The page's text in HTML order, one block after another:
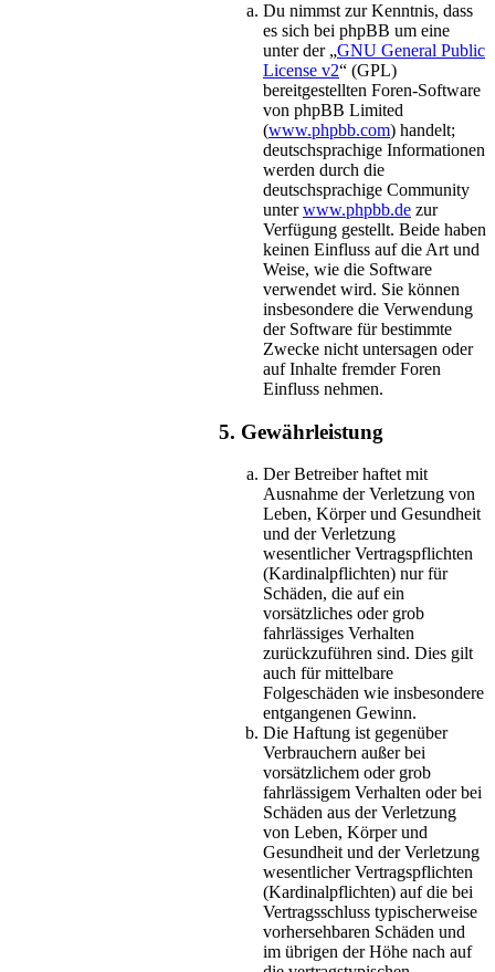
Du nimmst zur Kenntnis, dass
es sich bei phpBB um eine
unter der „GNU General Public
License v2“ (GPL)
bereitgestellten Foren-Software
von phpBB Limited
(www.phpbb.com) handelt;
deutschsprachige Informationen
werden durch die
deutschsprachige Community
unterwww.phpbb.de zur
Verfügung gestellt. Beide haben
keinen Einfluss auf die Art und
Weise, wie die Software
verwendet wird. Sie können
insbesondere die Verwendung
der Software für bestimmte
Zwecke nicht untersagen oder
auf Inhalte fremder Foren
Einfluss nehmen.
5. Gewährleistung
Der Betreiber haftet mit
Ausnahme der Verletzung von
Leben, Körper und Gesundheit
und der Verletzung
wesentlicher Vertragspflichten
(Kardinalpflichten) nur für
Schäden, die auf ein
vorsätzliches oder grob
fahrlässiges Verhalten
zurückzuführen sind. Dies gilt
auch für mittelbare
Folgeschäden wie insbesondere
entgangenen Gewinn.
Die Haftung ist gegenüber
Verbrauchern außer bei
vorsätzlichem oder grob
fahrlässigem Verhalten oder bei
Schäden aus der Verletzung
von Leben, Körper und
Gesundheit und der Verletzung
wesentlicher Vertragspflichten
(Kardinalpflichten) auf die bei
Vertragsschluss typischerweise
vorhersehbaren Schäden und
im übrigen der Höhe nach auf